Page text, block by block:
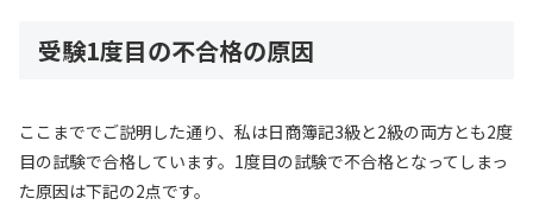
受験1度目の不合格の原因
ここまででご説明した通り、私は日商簿記3級と2級の両方とも2度
目の試験で合格しています。1度目の試験で不合格となってしまっ
た原因は下記の2点です。